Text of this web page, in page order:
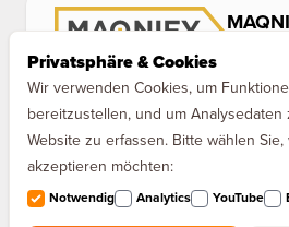
Privatsphäre & Cookies
Wir verwenden Cookies, um
bereitzustellen, und um
Website zu erfassen. Bitte wählen
akzeptieren möchten:
Notwendig Analytics YouTube